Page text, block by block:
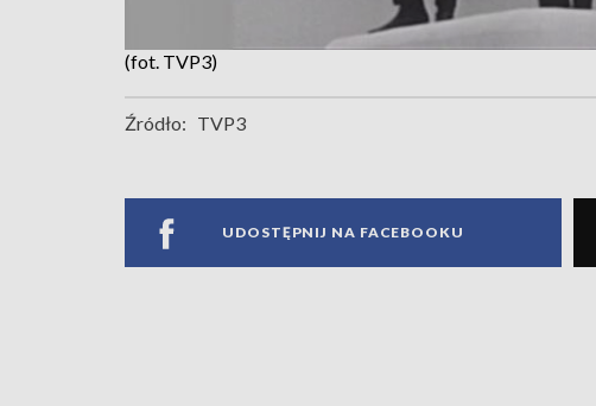
(fot. TVP3)
Źródło: TVP3
UDOSTĘPNIJ NA FACEBOOKU